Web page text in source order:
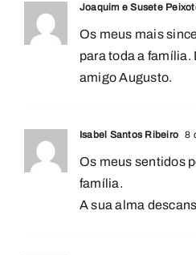
Joaquim e Susete
Os meus mais
para toda a família.
amigo Augusto.
Isabel Santos Ribeiro 8
Os meus sentidos
família.
A sua alma